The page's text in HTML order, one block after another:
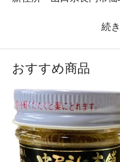
お客様へはご迷惑をお
続
おすすめ商品